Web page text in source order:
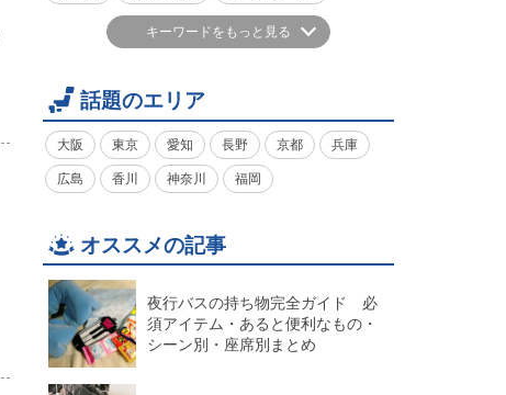
キーワードをもっと見る
話題のエリア
大阪 東京 愛知 長野 京都 兵庫
広島 香川 神奈川 福岡
オススメの記事
夜行バスの持ち物完全ガイド 必
須アイテム・あると便利なもの・
シーン別・座席別まとめ